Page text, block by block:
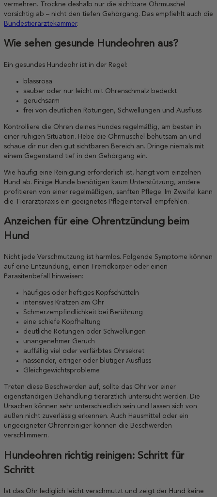
vermehren. Trockne deshalb nur die sichtbare Ohrmuschel
vorsichtig ab – nicht den tiefen Gehörgang. Das empfiehlt auch die
Bundestierärztekammer.
Wie sehen gesunde Hundeohren aus?
Ein gesundes Hundeohr ist in der Regel:
blassrosa
sauber oder nur leicht mit Ohrenschmalz bedeckt
geruchsarm
frei von deutlichen Rötungen, Schwellungen und Ausfluss
Kontrolliere die Ohren deines Hundes regelmäßig, am besten in
einer ruhigen Situation. Hebe die Ohrmuschel behutsam an und
schaue dir nur den gut sichtbaren Bereich an. Dringe niemals mit
einem Gegenstand tief in den Gehörgang ein.
Wie häufig eine Reinigung erforderlich ist, hängt vom einzelnen
Hund ab. Einige Hunde benötigen kaum Unterstützung, andere
profitieren von einer regelmäßigen, sanften Pflege. Im Zweifel kann
die Tierarztpraxis ein geeignetes Pflegeintervall empfehlen.
Anzeichen für eine Ohrentzündung beim
Hund
Nicht jede Verschmutzung ist harmlos. Folgende Symptome können
auf eine Entzündung, einen Fremdkörper oder einen
Parasitenbefall hinweisen:
häufiges oder heftiges Kopfschütteln
intensives Kratzen am Ohr
Schmerzempfindlichkeit bei Berührung
eine schiefe Kopfhaltung
deutliche Rötungen oder Schwellungen
unangenehmer Geruch
auffällig viel oder verfärbtes Ohrsekret
nässender, eitriger oder blutiger Ausfluss
Gleichgewichtsprobleme
Treten diese Beschwerden auf, sollte das Ohr vor einer
eigenständigen Behandlung tierärztlich untersucht werden. Die
Ursachen können sehr unterschiedlich sein und lassen sich von
außen nicht zuverlässig erkennen. Auch Hausmittel oder ein
ungeeigneter Ohrenreiniger können die Beschwerden
verschlimmern.
Hundeohren richtig reinigen: Schritt für
Schritt
Ist das Ohr lediglich leicht verschmutzt und zeigt der Hund keine